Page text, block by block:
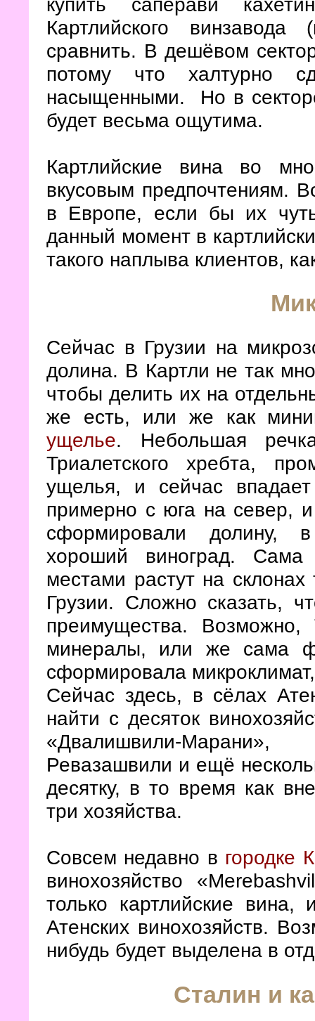
Картлийского
сравнить. В дешёвом
потому что халтурно
насыщенными. Но в
будет весьма ощутима.
Картлийские вина во
вкусовым предпочтениям.
в Европе, если бы их
данный момент в
такого наплыва клиентов,
Сейчас в Грузии на
долина. В Картли не так
чтобы делить их на
же есть, или же как
ущелье. Небольшая
Триалетского хребта,
ущелья, и сейчас
примерно с юга на север,
сформировали долину,
хороший виноград. Сама
местами растут на
Грузии. Сложно сказать,
преимущества. Возможно,
минералы, или же сама
сформировала
Сейчас здесь, в сёлах
найти с десяток
«Двалишвили-Марани»,
Ревазашвили и ещё
десятку, в то время как
три хозяйства.
Совсем недавно в городке
винохозяйство
только картлийские вина,
Атенских винохозяйств.
нибудь будет выделена в
Сталин и